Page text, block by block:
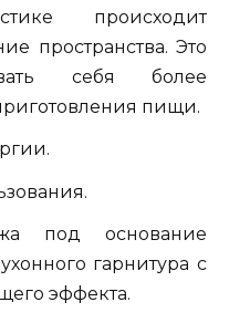
происходит
пространства. Это
себя более
пищи.
под основание
гарнитура с
эффекта.